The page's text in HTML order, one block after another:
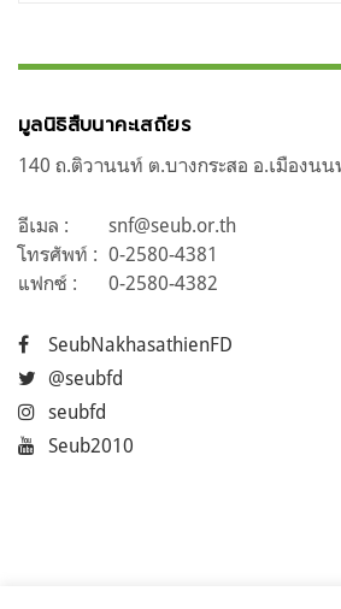
มูลนิธิสืบนาคะเสถียร
140 ถ.ติวานนท์ ต.บางกระสอ อ.เมืองน
อีเมล :
snf@seub.or.th
โทรศัพท์ : 0-2580-4381
แฟกซ์ :
0-2580-4382
SeubNakhasathienFD
@seubfd
seubfd
Seub2010